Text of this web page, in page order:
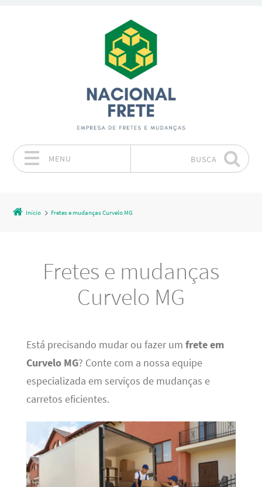
MENU BUSCA
Início Fretes e mudanças Curvelo MG
Fretes e mudanças
Curvelo MG
Está precisando mudar ou fazer um frete em
Curvelo MG? Conte com a nossa equipe
especializada em serviços de mudanças e
carretos eficientes.